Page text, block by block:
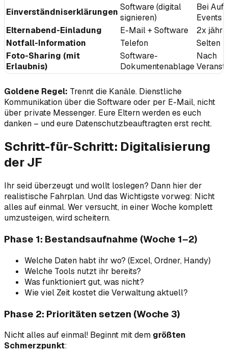
Einverständniserklärungen Software (digital
signieren)
Bei
Events
Elternabend-Einladung
E-Mail + Software
2x
Notfall-Information
Telefon
Selten
Foto-Sharing (mit
Erlaubnis)
Software-
Dokumentenablage
Nach
Goldene Regel: Trennt die Kanäle. Dienstliche
Kommunikation über die Software oder per E-Mail, nicht
über private Messenger. Eure Eltern werden es euch
danken – und eure Datenschutzbeauftragten erst recht.
Schritt-für-Schritt: Digitalisierung
der JF
Ihr seid überzeugt und wollt loslegen? Dann hier der
realistische Fahrplan. Und das Wichtigste vorweg: Nicht
alles auf einmal. Wer versucht, in einer Woche komplett
umzusteigen, wird scheitern.
Phase 1: Bestandsaufnahme (Woche 1–2)
Welche Daten habt ihr wo? (Excel, Ordner, Handy)
Welche Tools nutzt ihr bereits?
Was funktioniert gut, was nicht?
Wie viel Zeit kostet die Verwaltung aktuell?
Phase 2: Prioritäten setzen (Woche 3)
Nicht alles auf einmal! Beginnt mit dem größten
Schmerzpunkt: